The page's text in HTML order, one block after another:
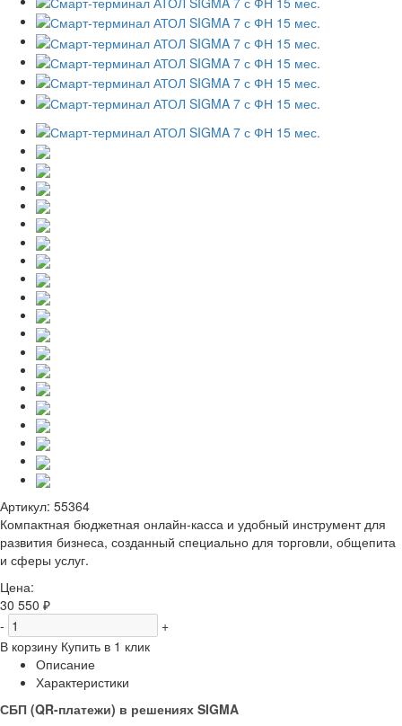
Артикул: 55364
Компактная бюджетная онлайн-касса и удобный инструмент для
развития бизнеса, созданный специально для торговли, общепита
и сферы услуг.
Цена:
30 550 ₽
-
+
В корзину Купить в 1 клик
Описание
Характеристики
СБП (QR-платежи) в решениях SIGMA